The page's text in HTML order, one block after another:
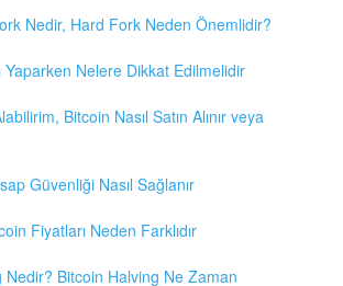
Nedir, Hard Fork Neden Önemlidir?
Yaparken Nelere Dikkat Edilmelidir
Bitcoin Nasıl Satın Alınır veya
Güvenliği Nasıl Sağlanır
Fiyatları Neden Farklıdır
Nedir? Bitcoin Halving Ne Zaman